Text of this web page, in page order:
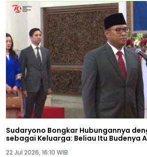
Sudaryono Bongkar Hubungannya
sebagai Keluarga: Beliau Itu Budenya
22 Jul 2026, 16:10 WIB